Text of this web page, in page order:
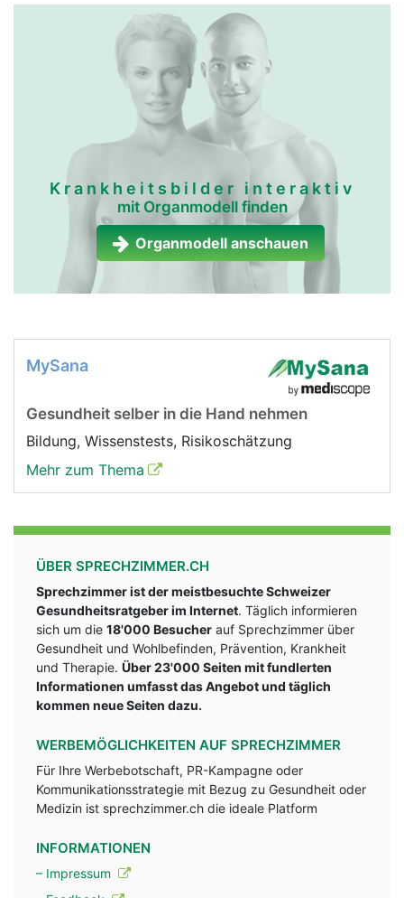
Krankheitsbilder interaktiv
mit Organmodell finden
Organmodell anschauen
MySana
Gesundheit selber in die Hand nehmen
Bildung, Wissenstests, Risikoschätzung
Mehr zum Thema
ÜBER SPRECHZIMMER.CH
Sprechzimmer ist der meistbesuchte Schweizer
Gesundheitsratgeber im Internet. Täglich informieren
sich um die 18'000 Besucher auf Sprechzimmer über
Gesundheit und Wohlbefinden, Prävention, Krankheit
und Therapie. Über 23'000 Seiten mit fundlerten
Informationen umfasst das Angebot und täglich
kommen neue Seiten dazu.
WERBEMÖGLICHKEITEN AUF SPRECHZIMMER
Für Ihre Werbebotschaft, PR-Kampagne oder
Kommunikationsstrategie mit Bezug zu Gesundheit oder
Medizin ist sprechzimmer.ch die ideale Platform
INFORMATIONEN
– Impressum